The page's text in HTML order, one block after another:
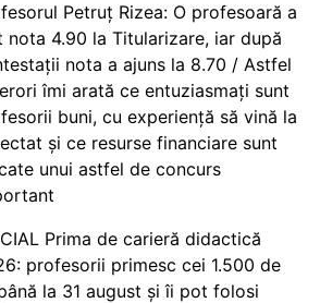
Petruț Rizea: O profesoară a
nota 4.90 la Titularizare, iar după
nota a ajuns la 8.70 / Astfel
îmi arată ce entuziasmați sunt
buni, cu experiență să vină la
și ce resurse financiare sunt
unui astfel de concurs
Prima de carieră didactică
profesorii primesc cei 1.500 de
la 31 august și îi pot folosi